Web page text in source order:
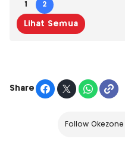
1 2
Lihat Semua
Share
Follow